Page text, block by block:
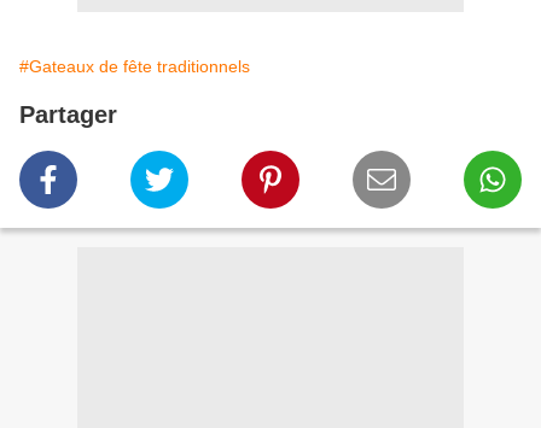
#Gateaux de fête traditionnels
Partager